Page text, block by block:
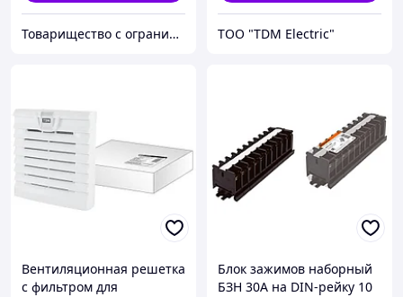
Товарищество с ограниченной ответственностью "Nabludenie.kz" ТОО "TDM Electric"
Вентиляционная решетка
с фильтром для
Блок зажимов наборный
БЗН 30А на DIN-рейку 10